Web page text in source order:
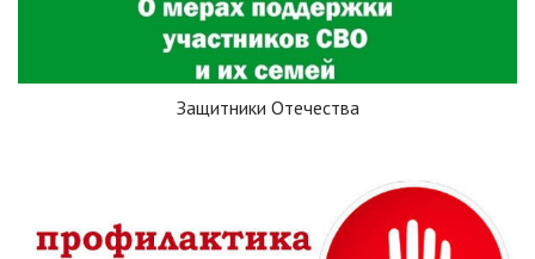
Защитники Отечества